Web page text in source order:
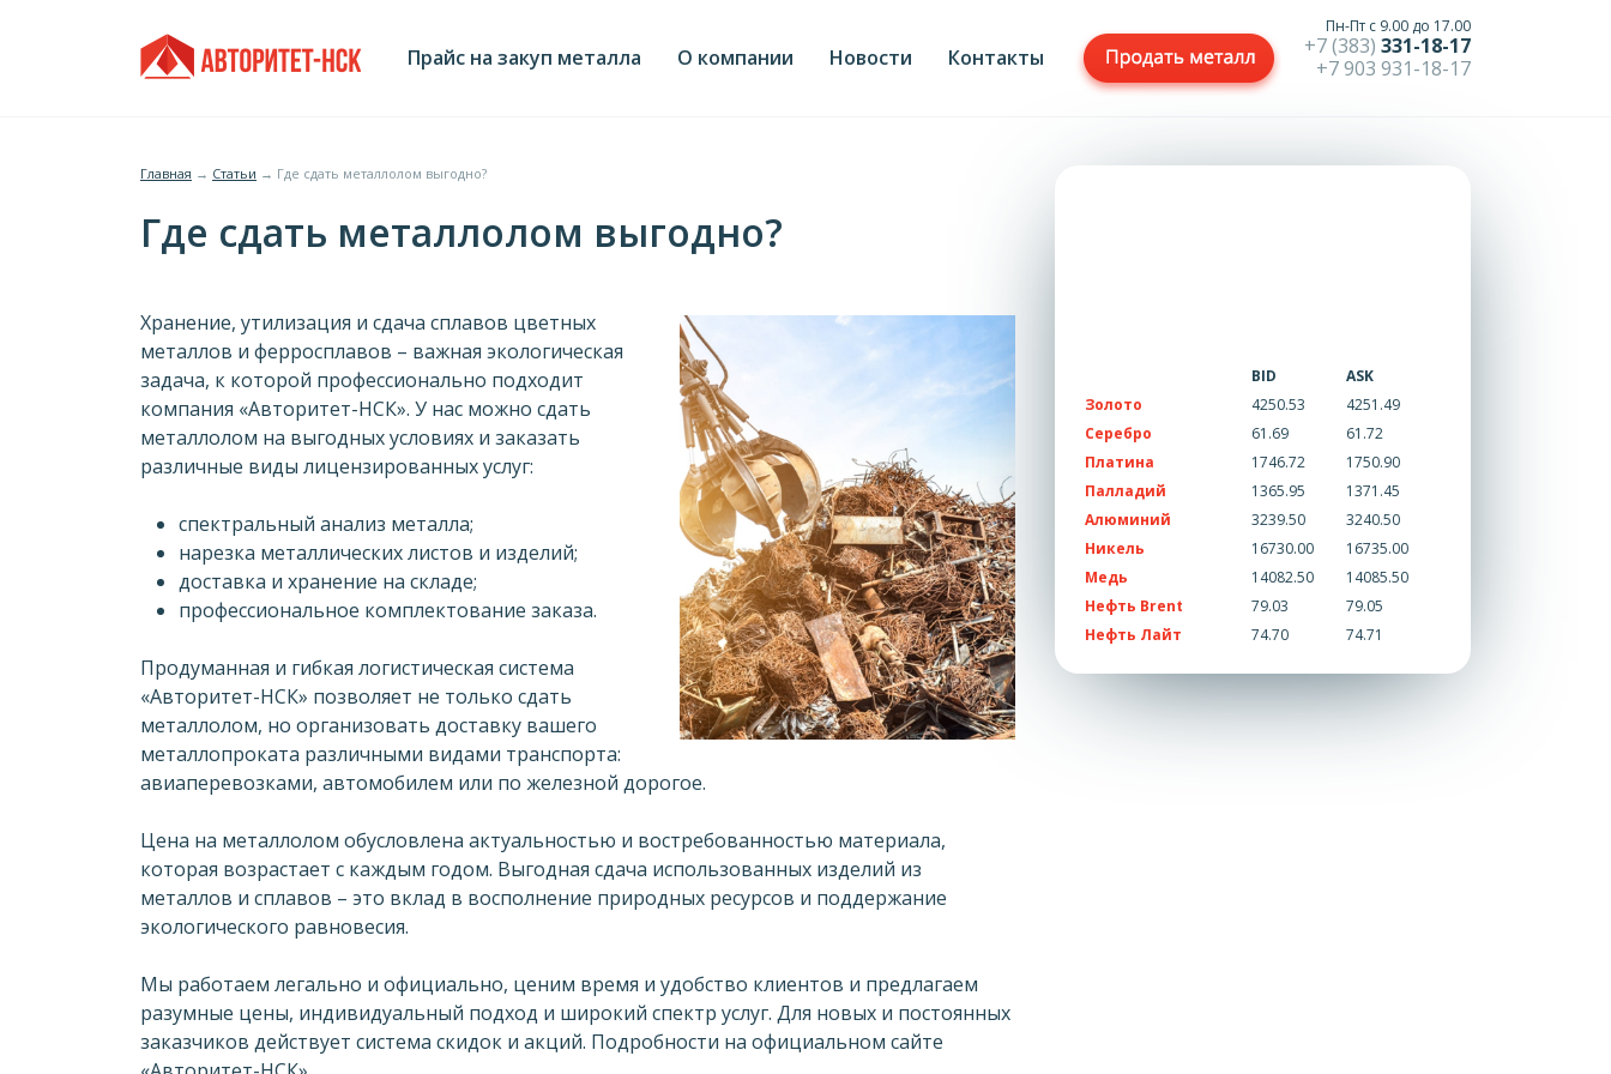
Главное
Прайс на закуп металла О компании Новости Контакты
Пн-Пт с 9.00 до 17.00
+7 (383) 331-18-17
+7 903 931-18-17
Вы
здесь
Главная → Статьи → Где сдать металлолом выгодно?
Где сдать металлолом выгодно?
Хранение, утилизация и сдача сплавов цветных
металлов и ферросплавов – важная экологическая
задача, к которой профессионально подходит
компания «Авторитет-НСК». У нас можно сдать
металлолом на выгодных условиях и заказать
различные виды лицензированных услуг:
спектральный анализ металла;
нарезка металлических листов и изделий;
доставка и хранение на складе;
профессиональное комплектование заказа.
Продуманная и гибкая логистическая система
«Авторитет-НСК» позволяет не только сдать
металлолом, но организовать доставку вашего
металлопроката различными видами транспорта:
авиаперевозками, автомобилем или по железной дорогое.
Цена на металлолом обусловлена актуальностью и востребованностью материала,
которая возрастает с каждым годом. Выгодная сдача использованных изделий из
металлов и сплавов – это вклад в восполнение природных ресурсов и поддержание
экологического равновесия.
Мы работаем легально и официально, ценим время и удобство клиентов и предлагаем
разумные цены, индивидуальный подход и широкий спектр услуг. Для новых и постоянных
заказчиков действует система скидок и акций. Подробности на официальном сайте
BID
ASK
Золото
4250.53
4251.49
Серебро
61.69
61.72
Платина
1746.72
1750.90
Палладий
1365.95
1371.45
Алюминий
3239.50
3240.50
Никель
16730.00
16735.00
Медь
14082.50
14085.50
Нефть Brent
79.03
79.05
Нефть Лайт
74.70 74.71